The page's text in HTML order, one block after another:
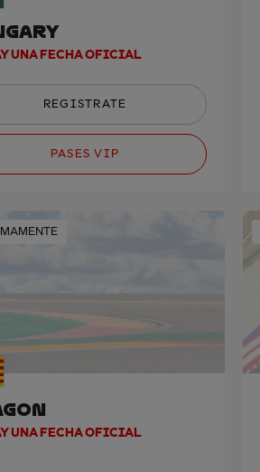
UNA FECHA OFICIAL
REGISTRATE
PASES VIP
UNA FECHA OFICIAL